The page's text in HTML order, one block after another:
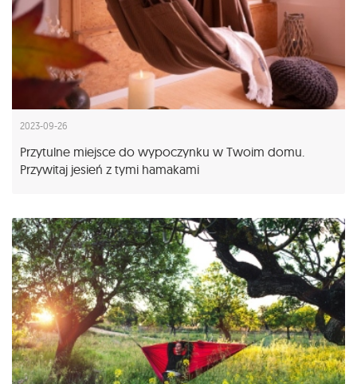
2023-09-26
Przytulne miejsce do wypoczynku w Twoim domu.
Przywitaj jesień z tymi hamakami